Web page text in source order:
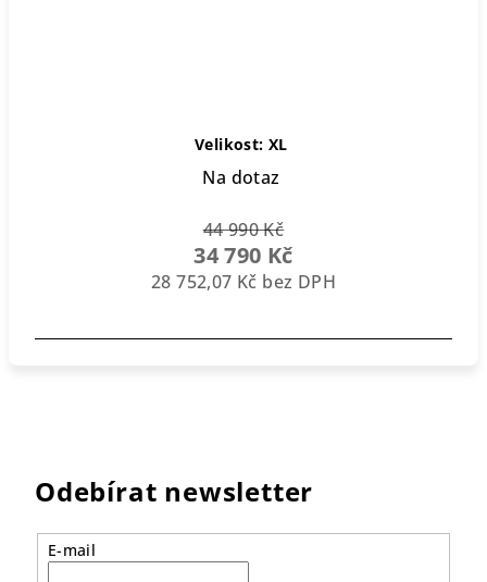
Velikost: XL
Na dotaz
44 990 Kč
34 790 Kč
28 752,07 Kč bez DPH
Odebírat newsletter
E-mail